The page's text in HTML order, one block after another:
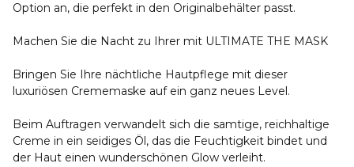
Option an, die perfekt in den Originalbehälter passt.
Machen Sie die Nacht zu Ihrer mit ULTIMATE THE MASK
Bringen Sie Ihre nächtliche Hautpflege mit dieser
luxuriösen Crememaske auf ein ganz neues Level.
Beim Auftragen verwandelt sich die samtige, reichhaltige
Creme in ein seidiges Öl, das die Feuchtigkeit bindet und
der Haut einen wunderschönen Glow verleiht.